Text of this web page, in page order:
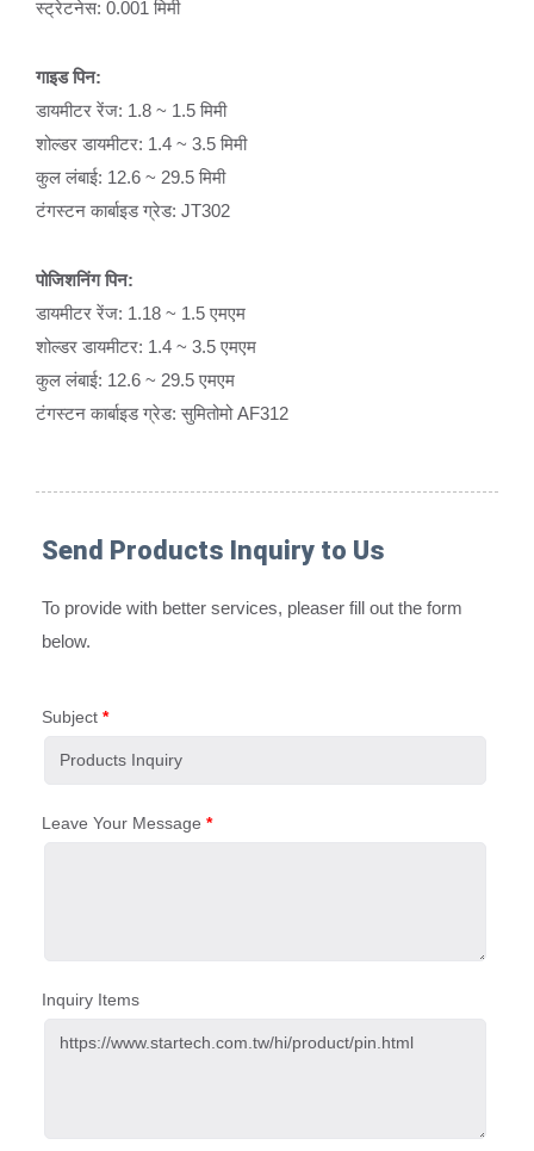
स्ट्रेटनेस: 0.001 मिमी
गाइड पिन:
डायमीटर रेंज: 1.8 ~ 1.5 मिमी
शोल्डर डायमीटर: 1.4 ~ 3.5 मिमी
कुल लंबाई: 12.6 ~ 29.5 मिमी
टंगस्टन कार्बाइड ग्रेड: JT302
पोजिशनिंग पिन:
डायमीटर रेंज: 1.18 ~ 1.5 एमएम
शोल्डर डायमीटर: 1.4 ~ 3.5 एमएम
कुल लंबाई: 12.6 ~ 29.5 एमएम
टंगस्टन कार्बाइड ग्रेड: सुमितोमो AF312